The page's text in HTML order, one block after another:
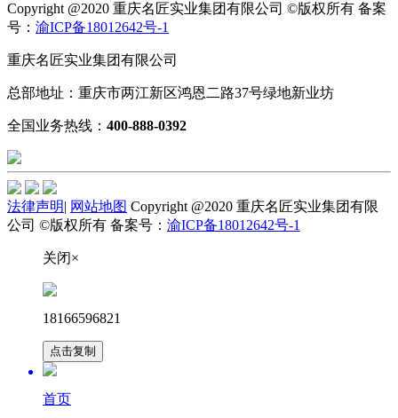
Copyright @2020 重庆名匠实业集团有限公司 ©版权所有 备案
号： 渝ICP备18012642号-1
重庆名匠实业集团有限公司
总部地址：重庆市两江新区鸿恩二路37号绿地新业坊
全国业务热线： 400-888-0392
法律声明| 网站地图 Copyright @2020 重庆名匠实业集团有限
公司 ©版权所有 备案号： 渝ICP备18012642号-1
关闭×
18166596821
点击复制
首页